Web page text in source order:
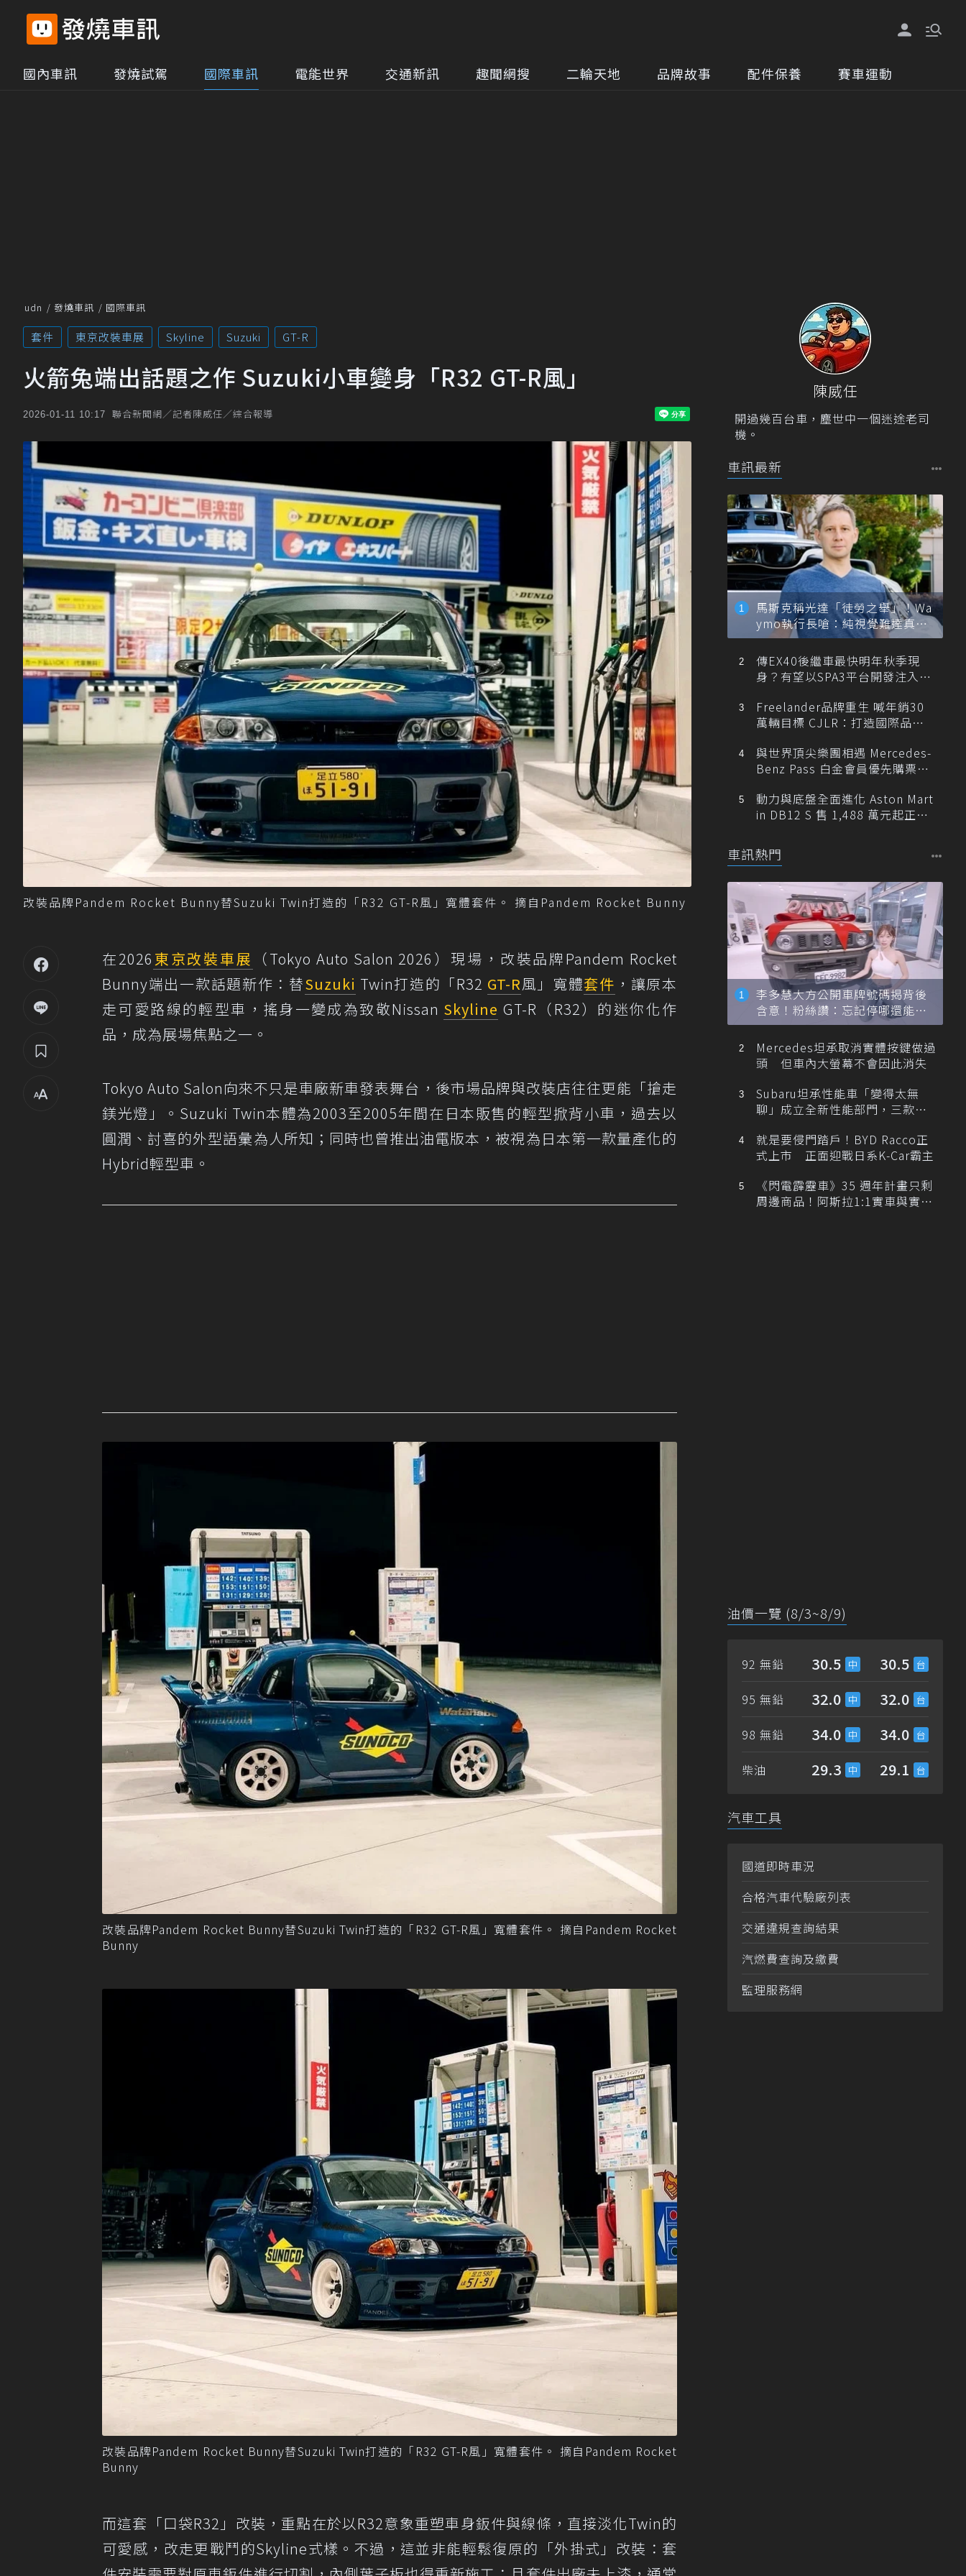
國內車訊 發燒試駕 國際車訊 電能世界 交通新訊 趣聞網搜 二輪天地 品牌故事 配件保養 賽車運動
udn 發燒車訊 國際車訊
套件 東京改裝車展 Skyline Suzuki GT-R
火箭兔端出話題之作 Suzuki小車變身「R32 GT-R風」
2026-01-11 10:17 聯合新聞網／記者陳威任／綜合報導
改裝品牌Pandem Rocket Bunny替Suzuki Twin打造的「R32 GT-R風」寬體套件。 摘自Pandem Rocket Bunny
在2026 東京改裝車展
（Tokyo Auto Salon 2026）現場，改裝品牌Pandem Rocket
Bunny端出一款話題新作：替Suzuki Twin打造的「R32 GT-R風」寬體套件 ，讓原本
走可愛路線的輕型車，搖身一變成為致敬Nissan Skyline GT-R（R32）的迷你化作
品，成為展場焦點之一。
Tokyo Auto Salon向來不只是車廠新車發表舞台，後市場品牌與改裝店往往更能「搶走
鎂光燈」。Suzuki Twin本體為2003至2005年間在日本販售的輕型掀背小車，過去以
圓潤、討喜的外型語彙為人所知；同時也曾推出油電版本，被視為日本第一款量產化的
Hybrid輕型車。
改裝品牌Pandem Rocket Bunny替Suzuki Twin打造的「R32 GT-R風」寬體套件。 摘自Pandem Rocket
Bunny
改裝品牌Pandem Rocket Bunny替Suzuki Twin打造的「R32 GT-R風」寬體套件。 摘自Pandem Rocket
Bunny
而這套「口袋R32」改裝，重點在於以R32意象重塑車身鈑件與線條，直接淡化Twin的
可愛感，改走更戰鬥的Skyline式樣。不過，這並非能輕鬆復原的「外掛式」改裝：套
陳威任
開過幾百台車，塵世中一個迷途老司
機。
車訊最新
馬斯克稱光達「徒勞之舉」！Wa
ymo執行長嗆：純視覺難達真正
自動駕駛
傳EX40後繼車最快明年秋季現
身？有望以SPA3平台開發注入80
Freelander品牌重生 喊年銷30
萬輛目標 CJLR：打造國際品牌
與世界頂尖樂團相遇 Mercedes-
Benz Pass 白金會員優先購票維
動力與底盤全面進化 Aston Mart
in DB12 S 售 1,488 萬元起正式
車訊熱門
李多慧大方公開車牌號碼揭背後
含意！粉絲讚：忘記停哪還能幫
忙找車
Mercedes坦承取消實體按鍵做過
頭 但車內大螢幕不會因此消失
Subaru坦承性能車「變得太無
聊」成立全新性能部門，三款手
就是要侵門踏戶！BYD Racco正
式上市 正面迎戰日系K-Car霸主
《閃電霹靂車》35 週年計畫只剩
周邊商品！阿斯拉1:1實車與實體
油價一覽 (8/3~8/9)
92 無鉛 30.5 30.5
95 無鉛 32.0 32.0
98 無鉛 34.0 34.0
柴油 29.3 29.1
汽車工具
國道即時車況
合格汽車代驗廠列表
交通違規查詢結果
汽燃費查詢及繳費
監理服務網